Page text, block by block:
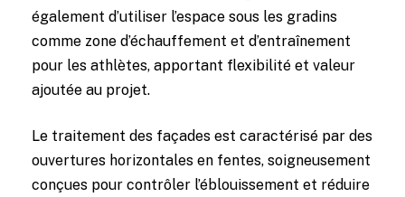
également d’utiliser l’espace sous les gradins
comme zone d’échauffement et d’entraînement
pour les athlètes, apportant flexibilité et valeur
ajoutée au projet.
Le traitement des façades est caractérisé par des
ouvertures horizontales en fentes, soigneusement
conçues pour contrôler l’éblouissement et réduire